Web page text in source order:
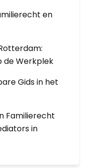
en
de Werkplek
Gids in het
Familierecht
in